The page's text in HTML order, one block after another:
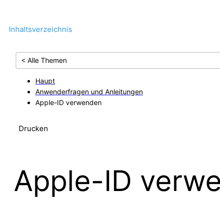
Inhaltsverzeichnis
< Alle Themen
Haupt
Anwenderfragen und Anleitungen
Apple-ID verwenden
Drucken
Apple-ID